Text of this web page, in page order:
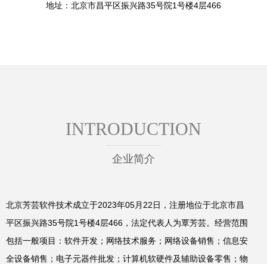
地址：北京市昌平区振兴路35号院1号楼4层466
INTRODUCTION
企业简介
北京芳芸软件技术成立于2023年05月22日，注册地位于北京市昌
平区振兴路35号院1号楼4层466，法定代表人为覃芳芸。经营范围
包括一般项目：软件开发；网络技术服务；网络设备销售；信息安
全设备销售；电子元器件批发；计算机软硬件及辅助设备零售；物